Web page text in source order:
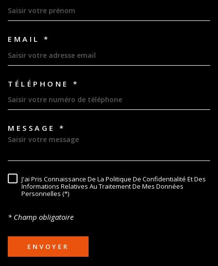
EMAIL *
TÉLÉPHONE *
MESSAGE *
RÈGLEMENTATION
J'ai Pris Connaissance De La Politique De Confidentialité Et Des
Informations Relatives Au Traitement De Mes Données
Personnelles (*)
* Champ obligatoire
ENVOYER